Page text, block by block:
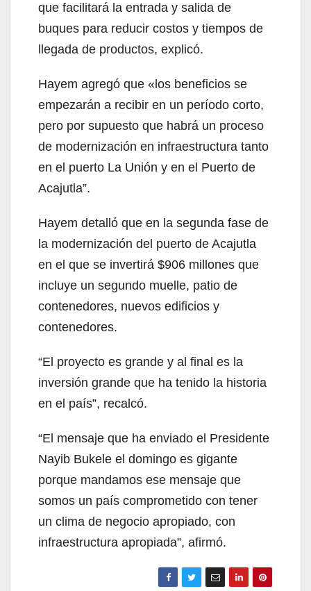
que facilitará la entrada y salida de
buques para reducir costos y tiempos de
llegada de productos, explicó.
Hayem agregó que «los beneficios se
empezarán a recibir en un período corto,
pero por supuesto que habrá un proceso
de modernización en infraestructura tanto
en el puerto La Unión y en el Puerto de
Acajutla”.
Hayem detalló que en la segunda fase de
la modernización del puerto de Acajutla
en el que se invertirá $906 millones que
incluye un segundo muelle, patio de
contenedores, nuevos edificios y
contenedores.
“El proyecto es grande y al final es la
inversión grande que ha tenido la historia
en el país”, recalcó.
“El mensaje que ha enviado el Presidente
Nayib Bukele el domingo es gigante
porque mandamos ese mensaje que
somos un país comprometido con tener
un clima de negocio apropiado, con
infraestructura apropiada”, afirmó.